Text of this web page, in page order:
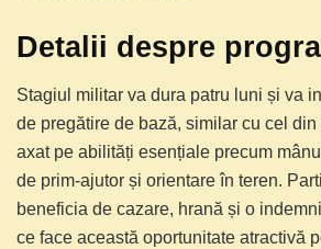
Detalii despre
Stagiul militar va dura patru luni și va
de pregătire de bază, similar cu cel
axat pe abilități esențiale precum
de prim-ajutor și orientare în teren.
beneficia de cazare, hrană și o
ce face această oportunitate atractivă